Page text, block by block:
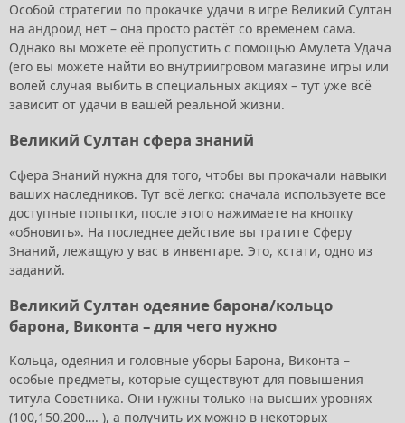
Особой стратегии по прокачке удачи в игре Великий Султан
на андроид нет – она просто растёт со временем сама.
Однако вы можете её пропустить с помощью Амулета Удача
(его вы можете найти во внутриигровом магазине игры или
волей случая выбить в специальных акциях – тут уже всё
зависит от удачи в вашей реальной жизни.
Великий Султан сфера знаний
Сфера Знаний нужна для того, чтобы вы прокачали навыки
ваших наследников. Тут всё легко: сначала используете все
доступные попытки, после этого нажимаете на кнопку
«обновить». На последнее действие вы тратите Сферу
Знаний, лежащую у вас в инвентаре. Это, кстати, одно из
заданий.
Великий Султан одеяние барона/кольцо
барона, Виконта – для чего нужно
Кольца, одеяния и головные уборы Барона, Виконта –
особые предметы, которые существуют для повышения
титула Советника. Они нужны только на высших уровнях
(100,150,200…. ), а получить их можно в некоторых